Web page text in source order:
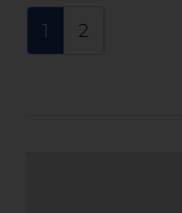
história
1 2